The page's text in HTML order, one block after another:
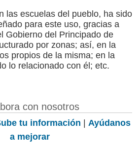
las escuelas del pueblo, ha sido
para este uso, gracias a
Gobierno del Principado de
por zonas; así, en la
propios de la misma; en la
lo relacionado con él; etc.
con nosotros
tu información | Ayúdanos
a mejorar